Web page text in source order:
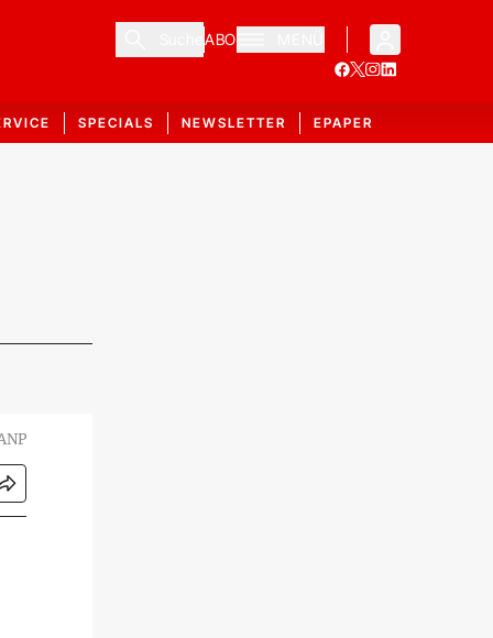
ABO
SPECIALS NEWSLETTER EPAPER